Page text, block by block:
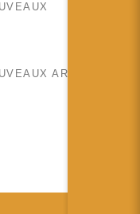
ARTICLES